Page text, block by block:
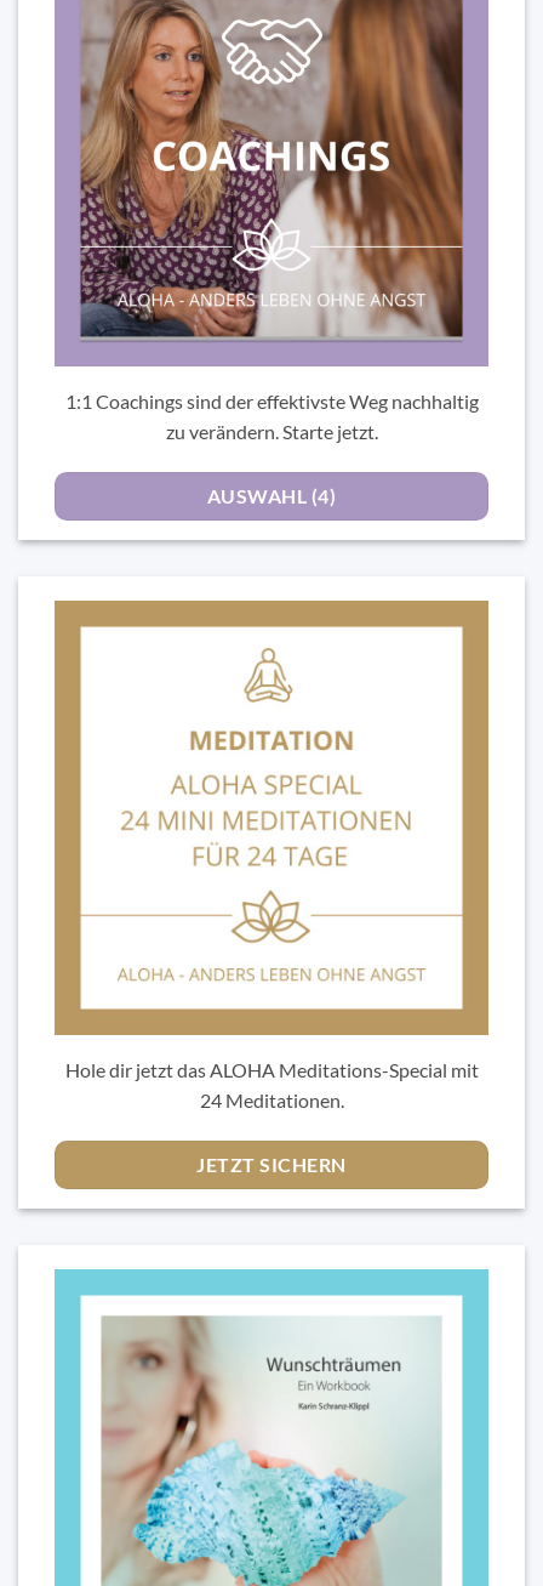
1:1 Coachings sind der effektivste Weg nachhaltig
zu verändern. Starte jetzt.
AUSWAHL (4)
Hole dir jetzt das ALOHA Meditations-Special mit
24 Meditationen.
JETZT SICHERN